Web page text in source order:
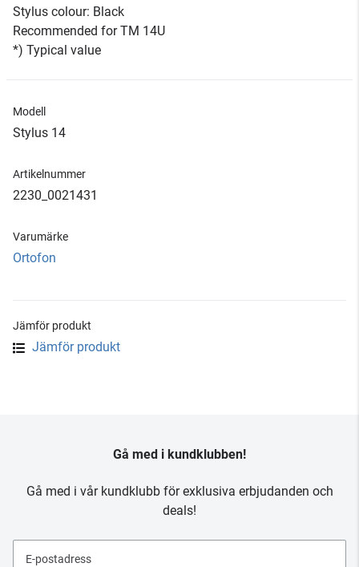
Stylus colour: Black
Recommended for TM 14U
*) Typical value
Modell
Stylus 14
Artikelnummer
2230_0021431
Varumärke
Ortofon
Jämför produkt
Jämför produkt
Gå med i kundklubben!
Gå med i vår kundklubb för exklusiva erbjudanden och
deals!
E-postadress